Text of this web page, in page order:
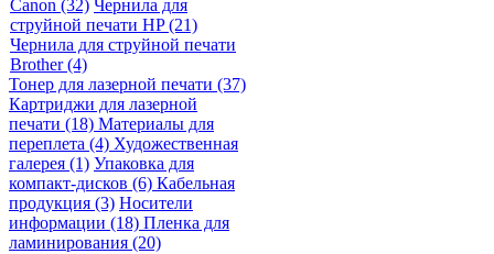
Canon (32) Чернила для
струйной печати HP (21)
Чернила для струйной печати
Brother (4)
Тонер для лазерной печати (37)
Картриджи для лазерной
печати (18) Материалы для
переплета (4) Художественная
галерея (1) Упаковка для
компакт-дисков (6) Кабельная
продукция (3) Носители
информации (18) Пленка для
ламинирования (20)